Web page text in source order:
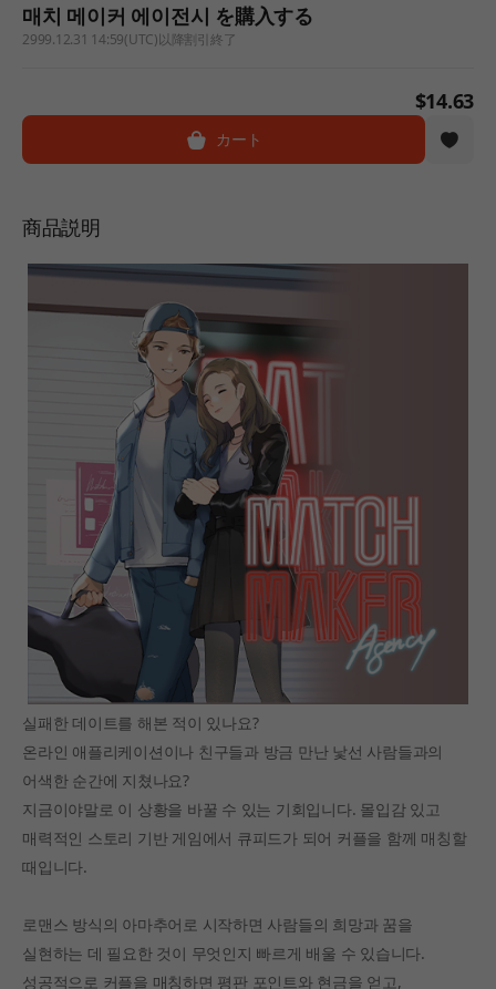
매치 메이커 에이전시 を購入する
2999.12.31 14:59(UTC)以降割引終了
$14.63
カート
商品説明
실패한 데이트를 해본 적이 있나요?
온라인 애플리케이션이나 친구들과 방금 만난 낯선 사람들과의
어색한 순간에 지쳤나요?
지금이야말로 이 상황을 바꿀 수 있는 기회입니다. 몰입감 있고
매력적인 스토리 기반 게임에서 큐피드가 되어 커플을 함께 매칭할
때입니다.
로맨스 방식의 아마추어로 시작하면 사람들의 희망과 꿈을
실현하는 데 필요한 것이 무엇인지 빠르게 배울 수 있습니다.
성공적으로 커플을 매칭하면 평판 포인트와 현금을 얻고,